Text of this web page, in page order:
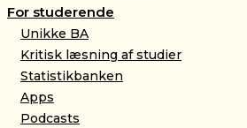
For studerende
Unikke BA
Kritisk læsning af studier
Statistikbanken
Apps
Podcasts